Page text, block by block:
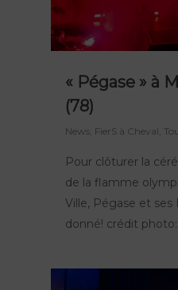
« Pégase » à
(78)
News FierS à Cheval ,
Pour clôturer la
de la flamme
Ville, Pégase et
donné! crédit photo: